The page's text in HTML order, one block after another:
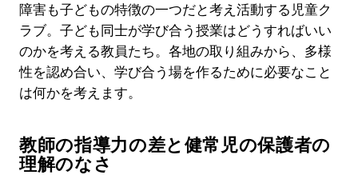
障害も子どもの特徴の一つだと考え活動する児童ク
ラブ。子ども同士が学び合う授業はどうすればいい
のかを考える教員たち。各地の取り組みから、多様
性を認め合い、学び合う場を作るために必要なこと
は何かを考えます。
教師の指導力の差と健常児の保護者の
理解のなさ